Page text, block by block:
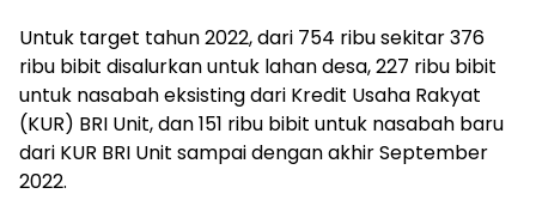
Untuk target tahun 2022, dari 754 ribu sekitar 376
ribu bibit disalurkan untuk lahan desa, 227 ribu bibit
untuk nasabah eksisting dari Kredit Usaha Rakyat
(KUR) BRI Unit, dan 151 ribu bibit untuk nasabah baru
dari KUR BRI Unit sampai dengan akhir September
2022.